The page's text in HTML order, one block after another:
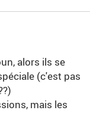
alors ils se
(c'est pas
mais les